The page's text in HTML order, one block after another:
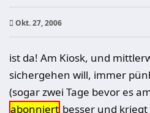
Okt. 27, 2006
ist da! Am Kiosk, und
sichergehen will, immer
(sogar zwei Tage bevor es
abonniert besser und